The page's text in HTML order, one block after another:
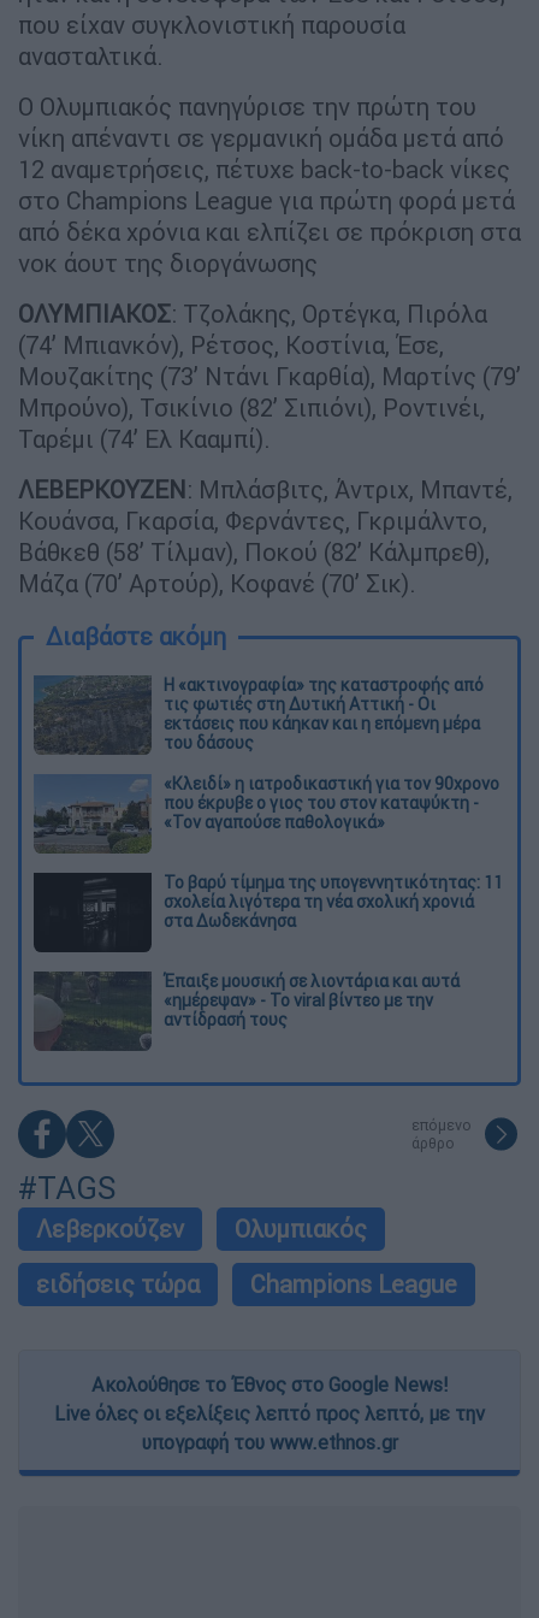
που είχαν συγκλονιστική παρουσία
ανασταλτικά.
Ο Ολυμπιακός πανηγύρισε την πρώτη του
νίκη απέναντι σε γερμανική ομάδα μετά από
12 αναμετρήσεις, πέτυχε back-to-back νίκες
στο Champions League για πρώτη φορά μετά
από δέκα χρόνια και ελπίζει σε πρόκριση στα
νοκ άουτ της διοργάνωσης
ΟΛΥΜΠΙΑΚΟΣ: Τζολάκης, Ορτέγκα, Πιρόλα
(74’ Μπιανκόν), Ρέτσος, Κοστίνια, Έσε,
Μουζακίτης (73’ Ντάνι Γκαρθία), Μαρτίνς (79’
Μπρούνο), Τσικίνιο (82’ Σιπιόνι), Ροντινέι,
Ταρέμι (74’ Ελ Κααμπί).
ΛΕΒΕΡΚΟΥΖΕΝ: Μπλάσβιτς, Άντριχ, Μπαντέ,
Κουάνσα, Γκαρσία, Φερνάντες, Γκριμάλντο,
Βάθκεθ (58’ Τίλμαν), Ποκού (82’ Κάλμπρεθ),
Μάζα (70’ Αρτούρ), Κοφανέ (70’ Σικ).
Διαβάστε ακόμη
Η «ακτινογραφία» της καταστροφής από
τις φωτιές στη Δυτική Αττική - Οι
εκτάσεις που κάηκαν και η επόμενη μέρα
του δάσους
«Κλειδί» η ιατροδικαστική για τον 90χρονο
που έκρυβε ο γιος του στον καταψύκτη -
«Τον αγαπούσε παθολογικά»
Το βαρύ τίμημα της υπογεννητικότητας: 11
σχολεία λιγότερα τη νέα σχολική χρονιά
στα Δωδεκάνησα
Έπαιξε μουσική σε λιοντάρια και αυτά
«ημέρεψαν» - Το viral βίντεο με την
αντίδρασή τους
επόμενο
άρθρο
#TAGS
Λεβερκούζεν
Ολυμπιακός
ειδήσεις τώρα
Champions League
Ακολούθησε το Έθνος στο Google News!
Live όλες οι εξελίξεις λεπτό προς λεπτό, με την
υπογραφή του www.ethnos.gr